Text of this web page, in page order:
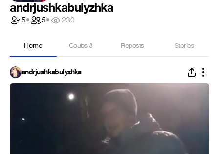
andrjushkabulyzhka
5• 5• 230
Home Coubs3 Reposts Stories
andrjushkabulyzhka